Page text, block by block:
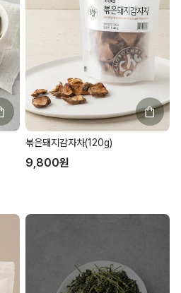
볶은돼지감자차(120g)
9,800원